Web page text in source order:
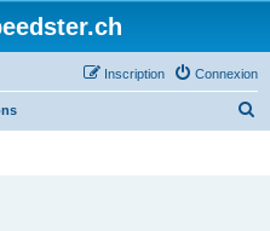
Connexion
Inscription